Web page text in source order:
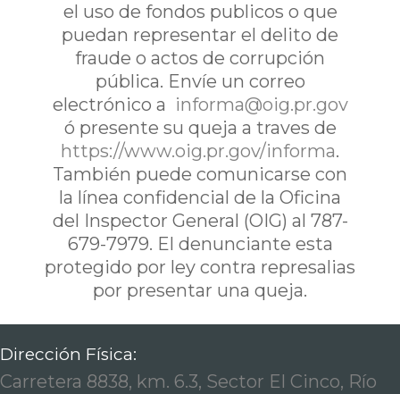
el uso de fondos publicos o que
puedan representar el delito de
fraude o actos de corrupción
pública. Envíe un correo
electrónico a informa@oig.pr.gov
ó presente su queja a traves de
https://www.oig.pr.gov/informa.
También puede comunicarse con
la línea confidencial de la Oficina
del Inspector General (OIG) al 787-
679-7979. El denunciante esta
protegido por ley contra represalias
por presentar una queja.
Dirección Física:
Carretera 8838, km. 6.3, Sector El Cinco, Río